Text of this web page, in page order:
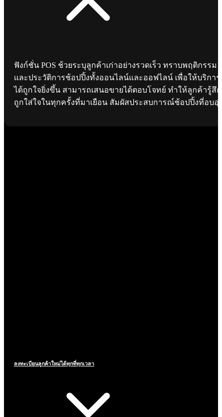
ฟังก์ชั่น POS ช้วยระบุลูกค้าเก่าอย่างรวดเร็ว ทราบพฤติกรรม
และประวัติการช้อปปิ้งทั้งออนไลน์และออฟไลน์ เพื่อให้บริการ
ได้ถูกใจยิ่งขึ้น สามารถเสนอขายได้ตอบโจทย์ ทำให้ลูกค้ารู้สึก
ถูกใส่ใจในทุกครั้งที่มาเยือน สัมผัสประสบการณ์ช้อปปิ้งที่อบอุ่
ลงทะเบียนลูกค้าใหม่ได้ทุกที่ทุกเวลา